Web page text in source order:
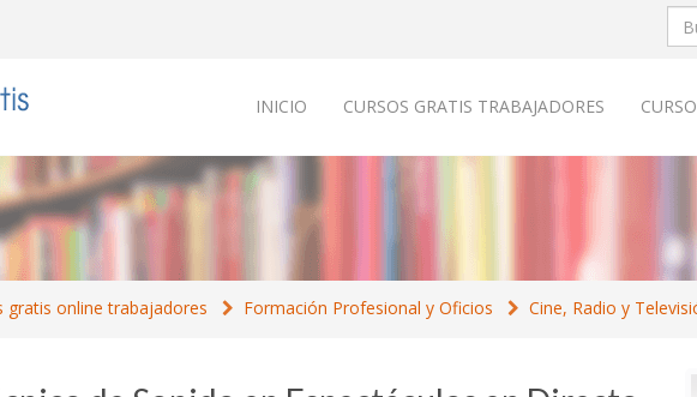
INICIO CURSOS GRATIS TRABAJADORES
gratis online trabajadores Formación Profesional y Oficios Cine, Radio y